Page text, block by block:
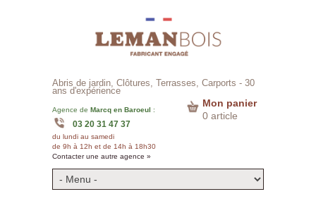
Abris de jardin, Clôtures, Terrasses, Carports - 30
ans d'expérience
Agence de Marcq en Baroeul :
03 20 31 47 37
Contacter une autre agence »
du lundi au samedi
de 9h à 12h et de 14h à 18h30
Mon panier
0 article